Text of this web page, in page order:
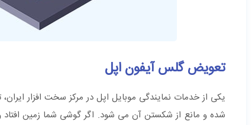
تعویض گلس آیفون اپل
یکی از خدمات نمایندگی موبایل اپل در مرکز سخت افزار
شده و مانع از شکستن آن می شود. اگر گوشی شما زمین افتاد